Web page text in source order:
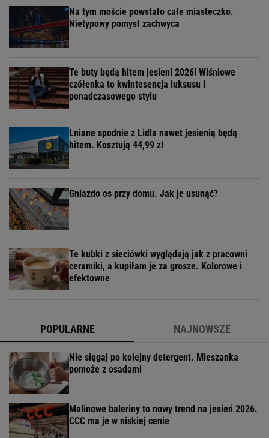
Na tym moście powstało całe miasteczko.
Nietypowy pomysł zachwyca
Te buty będą hitem jesieni 2026! Wiśniowe
czółenka to kwintesencja luksusu i
ponadczasowego stylu
Lniane spodnie z Lidla nawet jesienią będą
hitem. Kosztują 44,99 zł
Gniazdo os przy domu. Jak je usunąć?
Te kubki z sieciówki wyglądają jak z pracowni
ceramiki, a kupiłam je za grosze. Kolorowe i
efektowne
POPULARNE NAJNOWSZE
Nie sięgaj po kolejny detergent. Mieszanka
pomoże z osadami
Malinowe baleriny to nowy trend na jesień 2026.
CCC ma je w niskiej cenie